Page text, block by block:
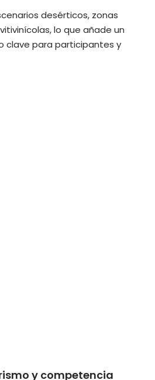
desérticos, zonas
lo que añade un
clave para participantes y
y competencia